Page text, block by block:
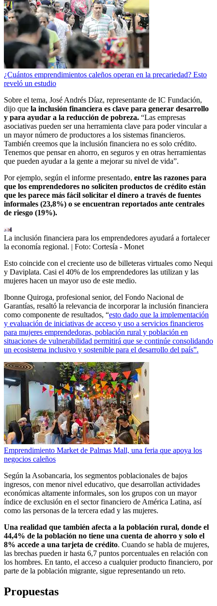
¿Cuántos emprendimientos caleños operan en la precariedad? Esto
reveló un estudio
Sobre el tema, José Andrés Díaz, representante de IC Fundación,
dijo que la inclusión financiera es clave para generar desarrollo
y para ayudar a la reducción de pobreza. “Las empresas
asociativas pueden ser una herramienta clave para poder vincular a
un mayor número de productores a los sistemas financieros.
También creemos que la inclusión financiera no es solo crédito.
Tenemos que pensar en ahorro, en seguros y en otras herramientas
que pueden ayudar a la gente a mejorar su nivel de vida”.
Por ejemplo, según el informe presentado, entre las razones para
que los emprendedores no soliciten productos de crédito están
que les parece más fácil solicitar el dinero a través de fuentes
informales (23,8%) o se encuentran reportados ante centrales
de riesgo (19%).
La inclusión financiera para los emprendedores ayudará a fortalecer
la economía regional. | Foto: Cortesía - Monet
Esto coincide con el creciente uso de billeteras virtuales como Nequi
y Daviplata. Casi el 40% de los emprendedores las utilizan y las
mujeres hacen un mayor uso de este medio.
Ibonne Quiroga, profesional senior, del Fondo Nacional de
Garantías, resaltó la relevancia de incorporar la inclusión financiera
como componente de resultados, “esto dado que la implementación
y evaluación de iniciativas de acceso y uso a servicios financieros
para mujeres emprendedoras, población rural y población en
situaciones de vulnerabilidad permitirá que se continúe consolidando
un ecosistema inclusivo y sostenible para el desarrollo del país”.
Emprendimiento Market de Palmas Mall, una feria que apoya los
negocios caleños
Según la Asobancaria, los segmentos poblacionales de bajos
ingresos, con menor nivel educativo, que desarrollan actividades
económicas altamente informales, son los grupos con un mayor
índice de exclusión en el sector financiero de América Latina, así
como las personas de la tercera edad y las mujeres.
Una realidad que también afecta a la población rural, donde el
44,4% de la población no tiene una cuenta de ahorro y solo el
8% accede a una tarjeta de crédito. Cuando se habla de mujeres,
las brechas pueden ir hasta 6,7 puntos porcentuales en relación con
los hombres. En tanto, el acceso a cualquier producto financiero, por
parte de la población migrante, sigue representando un reto.
Propuestas